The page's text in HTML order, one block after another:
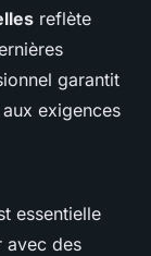
reflète
garantit
exigences
essentielle
avec des